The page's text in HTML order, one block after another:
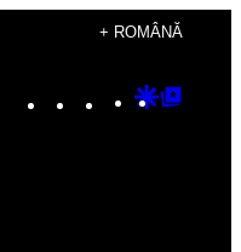
+ ROMÂNĂ
Instagram
TikTok
YouTube
Google